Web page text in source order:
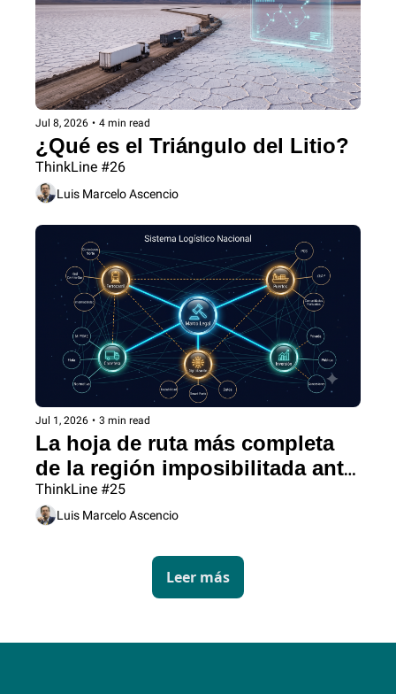
Jul 8, 2026 • 4 min read
¿Qué es el Triángulo del Litio?
ThinkLine #26
Luis Marcelo Ascencio
Jul 1, 2026 • 3 min read
La hoja de ruta más completa
de la región imposibilitada ante
leyes de otro siglo.
ThinkLine #25
Luis Marcelo Ascencio
Leer más